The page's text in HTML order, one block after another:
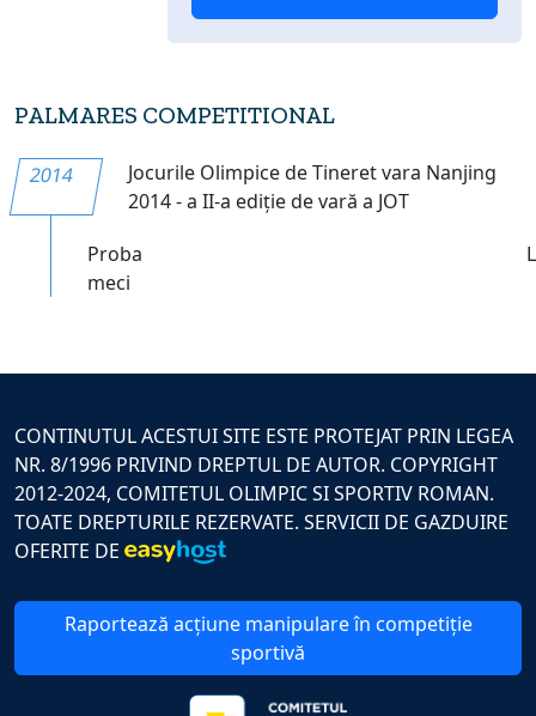
PALMARES COMPETITIONAL
2014
Jocurile Olimpice de Tineret vara Nanjing
2014 - a II-a ediție de vară a JOT
Proba
meci
CONTINUTUL ACESTUI SITE ESTE PROTEJAT PRIN LEGEA
NR. 8/1996 PRIVIND DREPTUL DE AUTOR. COPYRIGHT
2012-2024, COMITETUL OLIMPIC SI SPORTIV ROMAN.
TOATE DREPTURILE REZERVATE. SERVICII DE GAZDUIRE
OFERITE DE
Raportează acțiune manipulare în competiție
sportivă